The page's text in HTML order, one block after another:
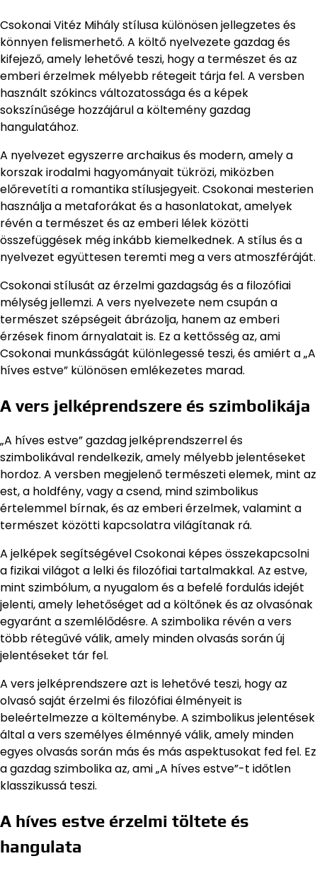
Csokonai Vitéz Mihály stílusa különösen jellegzetes és
könnyen felismerhető. A költő nyelvezete gazdag és
kifejező, amely lehetővé teszi, hogy a természet és az
emberi érzelmek mélyebb rétegeit tárja fel. A versben
használt szókincs változatossága és a képek
sokszínűsége hozzájárul a költemény gazdag
hangulatához.
A nyelvezet egyszerre archaikus és modern, amely a
korszak irodalmi hagyományait tükrözi, miközben
előrevetíti a romantika stílusjegyeit. Csokonai mesterien
használja a metaforákat és a hasonlatokat, amelyek
révén a természet és az emberi lélek közötti
összefüggések még inkább kiemelkednek. A stílus és a
nyelvezet együttesen teremti meg a vers atmoszféráját.
Csokonai stílusát az érzelmi gazdagság és a filozófiai
mélység jellemzi. A vers nyelvezete nem csupán a
természet szépségeit ábrázolja, hanem az emberi
érzések finom árnyalatait is. Ez a kettősség az, ami
Csokonai munkásságát különlegessé teszi, és amiért a „A
híves estve” különösen emlékezetes marad.
A vers jelképrendszere és szimbolikája
„A híves estve” gazdag jelképrendszerrel és
szimbolikával rendelkezik, amely mélyebb jelentéseket
hordoz. A versben megjelenő természeti elemek, mint az
est, a holdfény, vagy a csend, mind szimbolikus
értelemmel bírnak, és az emberi érzelmek, valamint a
természet közötti kapcsolatra világítanak rá.
A jelképek segítségével Csokonai képes összekapcsolni
a fizikai világot a lelki és filozófiai tartalmakkal. Az estve,
mint szimbólum, a nyugalom és a befelé fordulás idejét
jelenti, amely lehetőséget ad a költőnek és az olvasónak
egyaránt a szemlélődésre. A szimbolika révén a vers
több rétegűvé válik, amely minden olvasás során új
jelentéseket tár fel.
A vers jelképrendszere azt is lehetővé teszi, hogy az
olvasó saját érzelmi és filozófiai élményeit is
beleértelmezze a költeménybe. A szimbolikus jelentések
által a vers személyes élménnyé válik, amely minden
egyes olvasás során más és más aspektusokat fed fel. Ez
a gazdag szimbolika az, ami „A híves estve”-t időtlen
klasszikussá teszi.
A híves estve érzelmi töltete és
hangulata